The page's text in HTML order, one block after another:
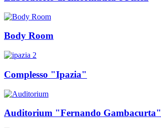
Body Room
Complesso "Ipazia"
Auditorium "Fernando Gambacurta"